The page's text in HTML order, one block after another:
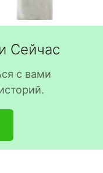
Сейчас
с вами